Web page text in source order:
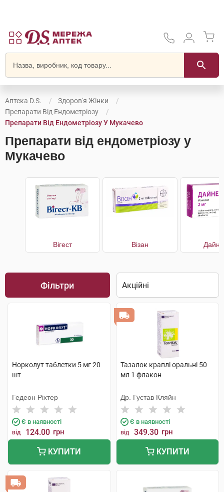
Аптека D.S.
Здоров'я Жінки
Препарати Від Ендометріозу
Препарати Від Ендометріозу У Мукачево
Препарати від ендометріозу у
Мукачево
Вігест Візан
Фільтри
Норколут таблетки 5 мг 20
шт
Гедеон Ріхтер
Є в наявності
від 124.00 грн
КУПИТИ
Тазалок краплі оральні 50
мл 1 флакон
Др. Густав Кляйн
Є в наявності
від 349.30 грн
КУПИТИ